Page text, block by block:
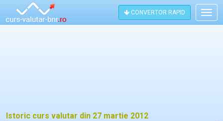
CONVERTOR RAPID
Istoric curs valutar din 27 martie 2012